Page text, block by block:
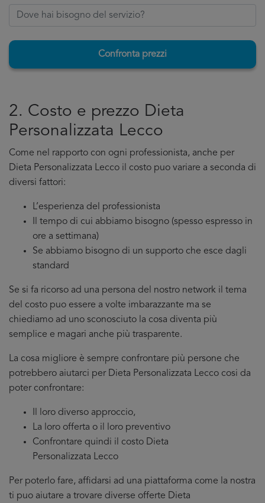
Confronta prezzi
2. Costo e prezzo Dieta
Personalizzata Lecco
Come nel rapporto con ogni professionista, anche per
Dieta Personalizzata Lecco il costo puo variare a seconda di
diversi fattori:
L’esperienza del professionista
Il tempo di cui abbiamo bisogno (spesso espresso in
ore a settimana)
Se abbiamo bisogno di un supporto che esce dagli
standard
Se si fa ricorso ad una persona del nostro network il tema
del costo puo essere a volte imbarazzante ma se
chiediamo ad uno sconosciuto la cosa diventa più
semplice e magari anche più trasparente.
La cosa migliore è sempre confrontare più persone che
potrebbero aiutarci per Dieta Personalizzata Lecco cosi da
poter confrontare:
Il loro diverso approccio,
La loro offerta o il loro preventivo
Confrontare quindi il costo Dieta
Personalizzata Lecco
Per poterlo fare, affidarsi ad una piattaforma come la nostra
ti puo aiutare a trovare diverse offerte Dieta